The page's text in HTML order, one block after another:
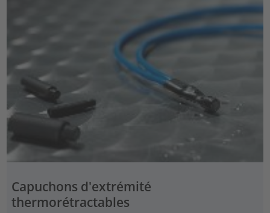
Capuchons d'extrémité
thermorétractables